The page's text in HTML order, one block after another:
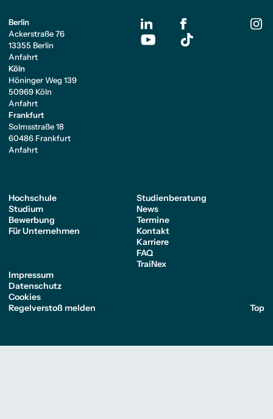
Berlin
Ackerstraße 76
13355 Berlin
Anfahrt
Köln
Höninger Weg 139
50969 Köln
Anfahrt
Frankfurt
Solmsstraße 18
60486 Frankfurt
Anfahrt
Hochschule
Studium
Bewerbung
Für Unternehmen
Studienberatung
News
Termine
Kontakt
Karriere
FAQ
TraiNex
Impressum
Datenschutz
Cookies
Regelverstoß melden
Top